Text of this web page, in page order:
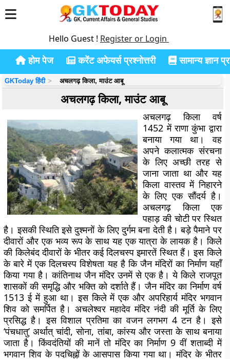
Hello Guest ! Register or Login
होम पेज करेंट अफेयर्स प्रश्नोत्तरी सामान्य ज्ञान
GKToday हिंदी अचलगढ़ किला, माउंट आबू
अचलगढ़ किला, माउंट आबू
अचलगढ़ किला वर्ष
1452 में राणा कुंभा द्वारा
बनाया गया था। वह
अपने कलात्मक संरचना
के लिए अच्छी तरह से
जाना जाता था और यह
किला वास्तव में निहारने
के लिए एक सौंदर्य है।
अचलगढ़ किला एक
पहाड़ की चोटी पर स्थित
है। इसकी स्थिति इसे दुश्मनों के लिए दुर्गम बना देती है। बड़े पैमाने पर
दीवारों और एक भव्य रूप के साथ यह एक यात्रा के लायक है। किले
की किलेबंद दीवारों के भीतर कई दिलचस्प इमारतें स्थित हैं। इस किले
के बारे में एक दिलचस्प विशेषता यह है कि जैन मंदिरों का निर्माण यहाँ
किया गया है। कांतिनाथ जैन मंदिर उनमें से एक है। ये किले राजपूत
शासकों की समृद्धि और भक्ति को दर्शाते हैं। जैन मंदिर का निर्माण वर्ष
1513 ई में हुआ था। इस किले में एक और अपरिहार्य मंदिर भगवान
शिव को समर्पित है। अचलेश्वर महादेव मंदिर नंदी की मूर्ति के लिए
प्रसिद्ध है। इस विशाल प्रतिमा का वजन लगभग 4 टन है। इसे
‘पंचधातु’ अर्थात् चांदी, सोना, तांबा, कांस्य और जस्ता के साथ बनाया
जाता है। किंवदंतियों की मानें तो मंदिर का निर्माण 9 वीं शताब्दी में
भगवान शिव के पदचिह्नों के आसपास किया गया था। मंदिर के भीतर